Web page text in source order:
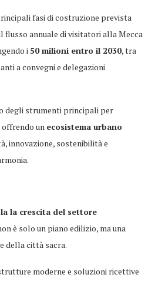
fasi di costruzione prevista
flusso annuale di visitatori alla Mecca
i50 milioni entro il 2030, tra
a convegni e delegazioni
degli strumenti principali per
offrendo un ecosistema urbano
innovazione, sostenibilità e
la crescita del settore
è solo un piano edilizio, ma una
della città sacra.
moderne e soluzioni ricettive